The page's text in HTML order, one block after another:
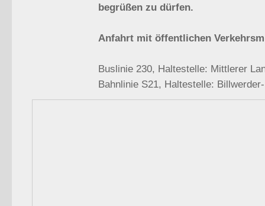
begrüßen zu dürfen.
Anfahrt mit öffentlichen
Buslinie 230, Haltestelle: Mittlerer
Bahnlinie S21, Haltestelle: